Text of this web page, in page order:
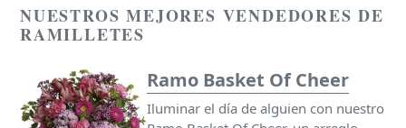
NUESTROS MEJORES VENDEDORES DE
RAMILLETES
Ramo Basket Of Cheer
Iluminar el día de alguien con nuestro